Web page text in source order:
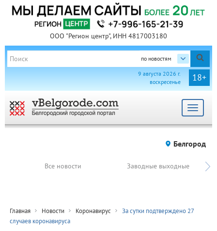
ООО "Регион центр", ИНН 4817003180
по новостям
18+
9 августа 2026 г.
воскресенье
Toggle
Белгород
Все новости Заводные выходные
Главная Новости Коронавирус
За сутки подтверждено 27
случаев коронавируса